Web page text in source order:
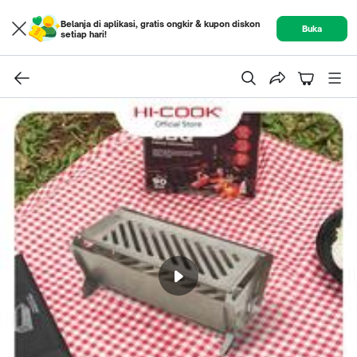
Belanja di aplikasi, gratis ongkir & kupon diskon
setiap hari!
Buka